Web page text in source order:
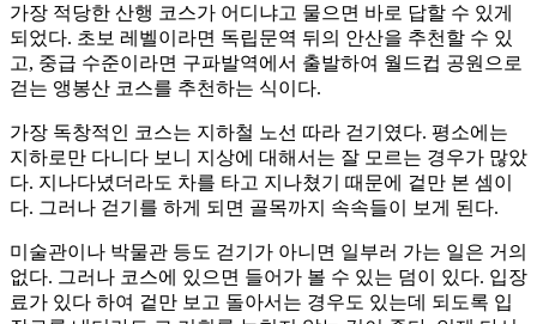
가장 적당한 산행 코스가 어디냐고 물으면 바로 답할 수 있게
되었다. 초보 레벨이라면 독립문역 뒤의 안산을 추천할 수 있
고, 중급 수준이라면 구파발역에서 출발하여 월드컵 공원으로
걷는 앵봉산 코스를 추천하는 식이다.
가장 독창적인 코스는 지하철 노선 따라 걷기였다. 평소에는
지하로만 다니다 보니 지상에 대해서는 잘 모르는 경우가 많았
다. 지나다녔더라도 차를 타고 지나쳤기 때문에 겉만 본 셈이
다. 그러나 걷기를 하게 되면 골목까지 속속들이 보게 된다.
미술관이나 박물관 등도 걷기가 아니면 일부러 가는 일은 거의
없다. 그러나 코스에 있으면 들어가 볼 수 있는 덤이 있다. 입장
료가 있다 하여 겉만 보고 돌아서는 경우도 있는데 되도록 입